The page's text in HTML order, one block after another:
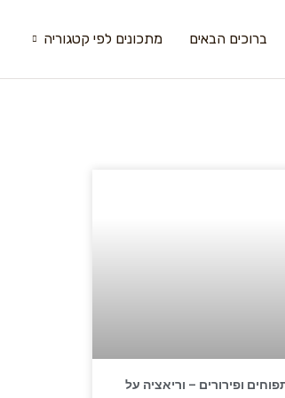
ברוכים הבאים מתכונים לפי קטגוריה
ופירורים – וריאציה על